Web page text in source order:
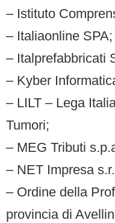
– Istituto
– Italiaonline SPA;
– Italprefabbricati
– Kyber
– LILT – Lega
Tumori;
– MEG Tributi
– NET Impresa
– Ordine della
provincia di